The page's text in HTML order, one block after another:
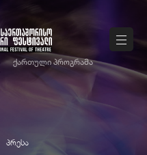
ქართული პროგრამა
პრესა